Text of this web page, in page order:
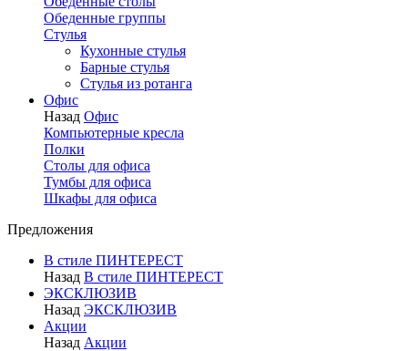
Обеденные группы
Стулья
Кухонные стулья
Барные стулья
Стулья из ротанга
Офис
Назад Офис
Компьютерные кресла
Полки
Столы для офиса
Тумбы для офиса
Шкафы для офиса
Предложения
В стиле ПИНТЕРЕСТ
Назад В стиле ПИНТЕРЕСТ
ЭКСКЛЮЗИВ
Назад ЭКСКЛЮЗИВ
Акции
Назад Акции